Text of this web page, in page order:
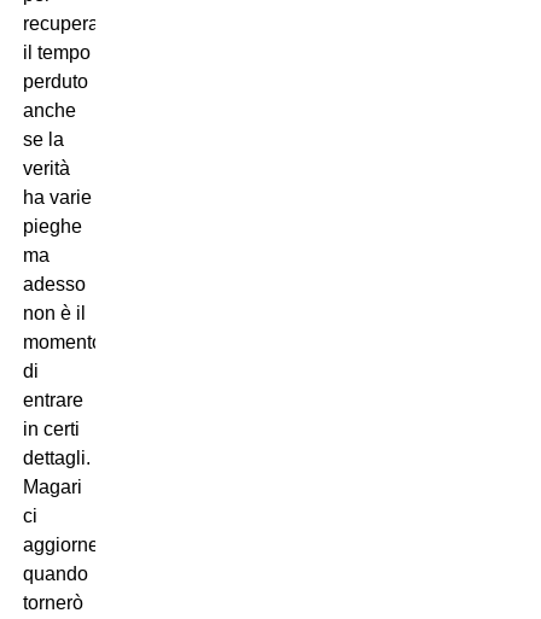
recuperare
il tempo
perduto
anche
se la
verità
ha varie
pieghe
ma
adesso
non è il
momento
di
entrare
in certi
dettagli.
Magari
ci
aggiorneremo
quando
tornerò